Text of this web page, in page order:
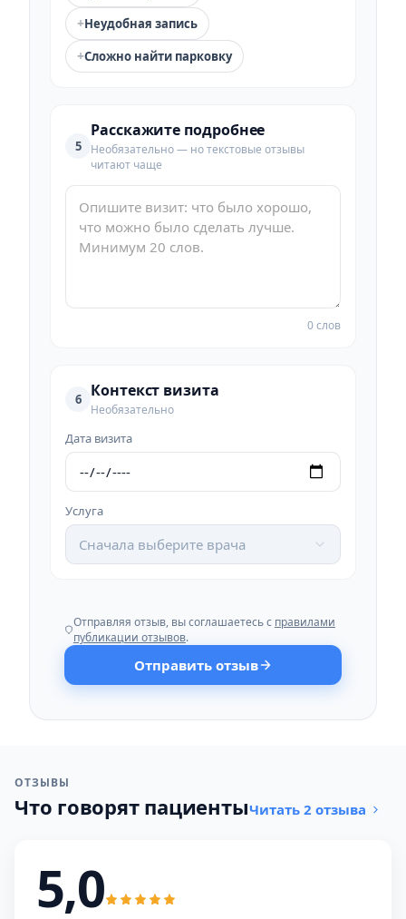
+Неудобная запись
+Сложно найти парковку
5
Расскажите подробнее
Необязательно — но текстовые отзывы
читают чаще
0 слов
6 Контекст визита
Необязательно
Дата визита
Услуга
Сначала выберите врача
Отправляя отзыв, вы соглашаетесь с правилами
публикации отзывов.
Отправить отзыв
ОТЗЫВЫ
Что говорят пациентыЧитать 2 отзыва
5,0